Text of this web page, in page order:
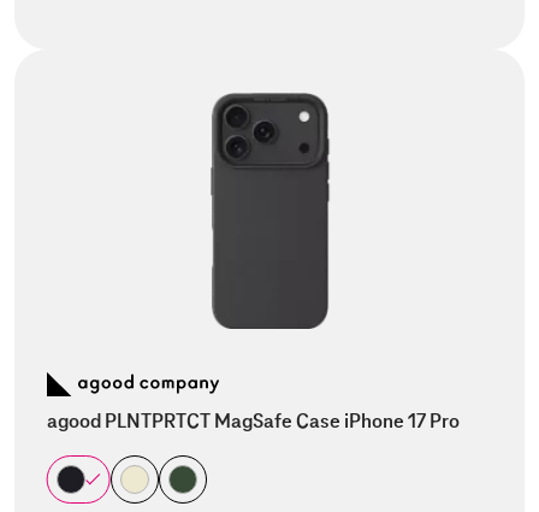
agood PLNTPRTCT MagSafe Case iPhone 17 Pro